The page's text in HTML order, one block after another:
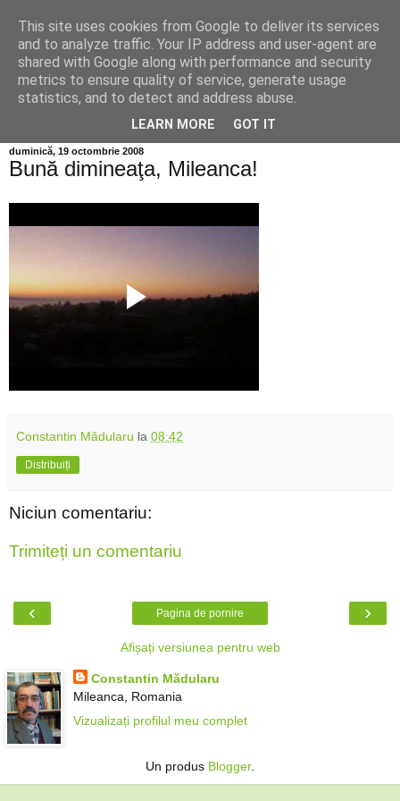
Info MILEANCA
BINE AȚI VENIT! *Jurnal online de informație și opinie; Joi
06 August, 2026
duminică, 19 octombrie 2008
Bună dimineaţa, Mileanca!
Constantin Mădularu la 08:42
Distribuiți
Niciun comentariu:
Trimiteți un comentariu
‹ ›
Pagina de pornire
Afișați versiunea pentru web
Constantin Mădularu
Mileanca, Romania
Vizualizați profilul meu complet
Un produs Blogger.
This site uses cookies from Google to deliver its services
and to analyze traffic. Your IP address and user-agent are
shared with Google along with performance and security
metrics to ensure quality of service, generate usage
statistics, and to detect and address abuse.
LEARN MORE GOT IT